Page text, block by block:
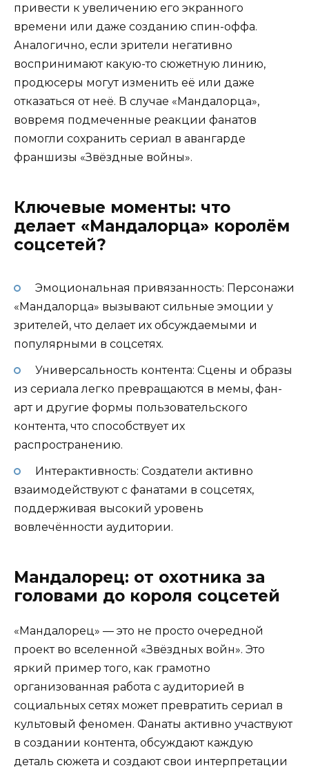
привести к увеличению его экранного
времени или даже созданию спин-оффа.
Аналогично, если зрители негативно
воспринимают какую-то сюжетную линию,
продюсеры могут изменить её или даже
отказаться от неё. В случае «Мандалорца»,
вовремя подмеченные реакции фанатов
помогли сохранить сериал в авангарде
франшизы «Звёздные войны».
Ключевые моменты: что
делает «Мандалорца» королём
соцсетей?
Эмоциональная привязанность: Персонажи
«Мандалорца» вызывают сильные эмоции у
зрителей, что делает их обсуждаемыми и
популярными в соцсетях.
Универсальность контента: Сцены и образы
из сериала легко превращаются в мемы, фан-
арт и другие формы пользовательского
контента, что способствует их
распространению.
Интерактивность: Создатели активно
взаимодействуют с фанатами в соцсетях,
поддерживая высокий уровень
вовлечённости аудитории.
Мандалорец: от охотника за
головами до короля соцсетей
«Мандалорец» — это не просто очередной
проект во вселенной «Звёздных войн». Это
яркий пример того, как грамотно
организованная работа с аудиторией в
социальных сетях может превратить сериал в
культовый феномен. Фанаты активно участвуют
в создании контента, обсуждают каждую
деталь сюжета и создают свои интерпретации